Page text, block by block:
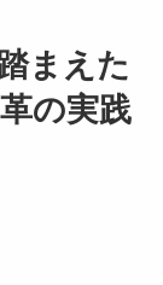
まえた
の実践